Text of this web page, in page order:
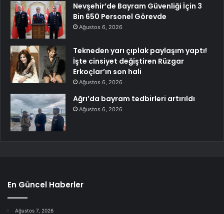
Nevşehir’de Bayram Güvenliği İçin 3
Bin 650 Personel Görevde
Ağustos 6, 2026
Tekneden yarı çıplak paylaşım yaptı!
İşte cinsiyet değiştiren Rüzgar
Erkoçlar’ın son hali
Ağustos 6, 2026
Ağrı’da bayram tedbirleri artırıldı
Ağustos 6, 2026
En Güncel Haberler
Ağustos 7, 2026